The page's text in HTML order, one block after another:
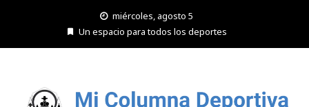
miércoles, agosto 5
Un espacio para todos los deportes